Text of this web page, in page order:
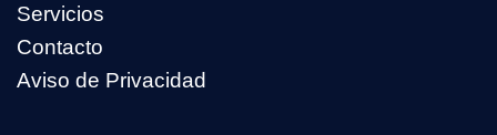
Servicios
Contacto
Aviso de Privacidad